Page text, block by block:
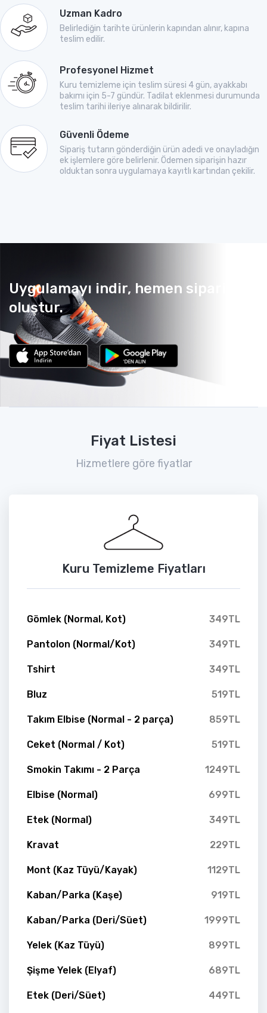
Uzman Kadro
Belirlediğin tarihte ürünlerin kapından alınır, kapına
teslim edilir.
Profesyonel Hizmet
Kuru temizleme için teslim süresi 4 gün, ayakkabı
bakımı için 5-7 gündür. Tadilat eklenmesi durumunda
teslim tarihi ileriye alınarak bildirilir.
Güvenli Ödeme
Sipariş tutarın gönderdiğin ürün adedi ve onayladığın
ek işlemlere göre belirlenir. Ödemen siparişin hazır
olduktan sonra uygulamaya kayıtlı kartından çekilir.
Uygulamayı indir, hemen sipariş
oluştur.
Fiyat Listesi
Hizmetlere göre fiyatlar
Kuru Temizleme Fiyatları
Gömlek (Normal, Kot) 349TL
Pantolon (Normal/Kot) 349TL
Tshirt 349TL
Bluz 519TL
Takım Elbise (Normal - 2 parça) 859TL
Ceket (Normal / Kot) 519TL
Smokin Takımı - 2 Parça 1249TL
Elbise (Normal) 699TL
Etek (Normal) 349TL
Kravat 229TL
Mont (Kaz Tüyü/Kayak) 1129TL
Kaban/Parka (Kaşe) 919TL
Kaban/Parka (Deri/Süet) 1999TL
Yelek (Kaz Tüyü) 899TL
Şişme Yelek (Elyaf) 689TL
Etek (Deri/Süet) 449TL